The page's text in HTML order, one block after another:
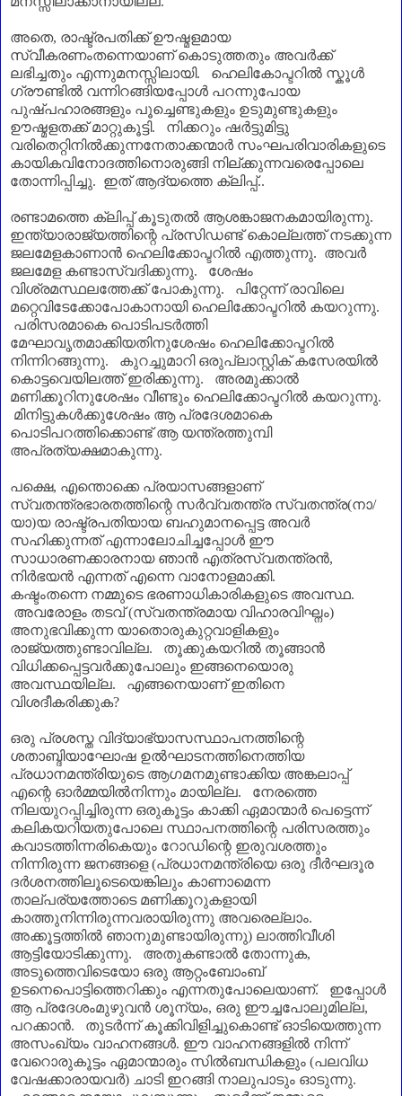
അതെ, രാഷ്ട്രപതിക്ക് ഊഷ്മളമായ
സ്വീകരണംതന്നെയാണ്‌ കൊടുത്തതും അവർക്ക്
ലഭിച്ചതും എന്നുമനസ്സിലായി.
ഹെലികോപ്ടറിൽ സ്കൂൾ
ഗ്രൗണ്ടിൽ വന്നിറങ്ങിയപ്പോൾ പറന്നുപോയ
പുഷ്പഹാരങ്ങളും പൂച്ചെണ്ടുകളും ഉടുമുണ്ടുകളും
ഊഷ്മളതക്ക് മാറ്റുകൂട്ടി.
നിക്കറും ഷർട്ടുമിട്ടു
വരിതെറ്റിനിൽക്കുന്നനേതാക്കന്മാർ സംഘപരിവാരികളുടെ
കായികവിനോദത്തിനൊരുങ്ങി നില്ക്കുന്നവരെപ്പോലെ
തോന്നിപ്പിച്ചു. ഇത് ആദ്യത്തെ ക്ലിപ്പ്..
രണ്ടാമത്തെ ക്ലിപ്പ് കൂടുതൽ ആശങ്കാജനകമായിരുന്നു.
ഇന്ത്യാരാജ്യത്തിന്റെ പ്രസിഡണ്ട് കൊല്ലത്ത് നടക്കുന്ന
ജലമേളകാണാൻ ഹെലിക്കോപ്ടറിൽ എത്തുന്നു. അവർ
ജലമേള കണ്ടാസ്വദിക്കുന്നു. ശേഷം
വിശ്രമസ്ഥലത്തേക്ക് പോകുന്നു. പിറ്റേന്ന് രാവിലെ
മറ്റെവിടേക്കോപോകാനായി ഹെലിക്കോപ്ടറിൽ കയറുന്നു.
പരിസരമാകെ പൊടിപടർത്തി
മേഘാവൃതമാക്കിയതിനുശേഷം ഹെലിക്കോപ്ടറിൽ
നിന്നിറങ്ങുന്നു. കുറച്ചുമാറി ഒരുപ്ലാസ്റ്റിക് കസേരയിൽ
കൊട്ടവെയിലത്ത് ഇരിക്കുന്നു. അരമുക്കാൽ
മണിക്കൂറിനുശേഷം വീണ്ടും ഹെലിക്കോപ്ടറിൽ കയറുന്നു.
മിനിട്ടുകൾക്കുശേഷം ആ പ്രദേശമാകെ
പൊടിപറത്തിക്കൊണ്ട് ആ യന്ത്രത്തുമ്പി
അപ്രത്യക്ഷമാകുന്നു.
പക്ഷെ, എന്തൊക്കെ പ്രയാസങ്ങളാണ്‌
സ്വതന്ത്രഭാരതത്തിന്റെ സർവ്വതന്ത്ര സ്വതന്ത്ര(നാ/
യാ)യ രാഷ്ട്രപതിയായ ബഹുമാനപ്പെട്ട അവർ
സഹിക്കുന്നത് എന്നാലോചിച്ചപ്പോൾ ഈ
സാധാരണക്കാരനായ ഞാൻ എത്രസ്വതന്ത്രൻ,
നിർഭയൻ എന്നത് എന്നെ വാനോളമാക്കി.
കഷ്ടംതന്നെ നമ്മുടെ ഭരണാധികാരികളുടെ അവസ്ഥ.
അവരോളം തടവ് (സ്വതന്ത്രമായ വിഹാരവിഘ്നം)
അനുഭവിക്കുന്ന യാതൊരുകുറ്റവാളികളും
രാജ്യത്തുണ്ടാവില്ല. തൂക്കുകയറിൽ തൂങ്ങാൻ
വിധിക്കപ്പെട്ടവർക്കുപോലും ഇങ്ങനെയൊരു
അവസ്ഥയില്ല. എങ്ങനെയാണ്‌ ഇതിനെ
വിശദീകരിക്കുക?
ഒരു പ്രശസ്ത വിദ്യാഭ്യാസസ്ഥാപനത്തിന്റെ
ശതാബ്ദിയാഘോഷ ഉൽഘാടനത്തിനെത്തിയ
പ്രധാനമന്ത്രിയുടെ ആഗമനമുണ്ടാക്കിയ അങ്കലാപ്പ്
എന്റെ ഓർമ്മയിൽനിന്നും മായില്ല.
നേരത്തെ
നിലയുറപ്പിച്ചിരുന്ന ഒരുകൂട്ടം കാക്കി ഏമാന്മാർ പെട്ടെന്ന്
കലികയറിയതുപോലെ സ്ഥാപനത്തിന്റെ പരിസരത്തും
കവാടത്തിന്നരികെയും റോഡിന്റെ ഇരുവശത്തും
നിന്നിരുന്ന ജനങ്ങളെ(പ്രധാനമന്ത്രിയെ ഒരു ദീർഘദൂര
ദർശനത്തിലൂടെയെങ്കിലും കാണാമെന്ന
താല്പര്യത്തോടെ മണിക്കൂറുകളായി
കാത്തുനിന്നിരുന്നവരായിരുന്നു അവരെല്ലാം.
അക്കൂട്ടത്തിൽ ഞാനുമുണ്ടായിരുന്നു) ലാത്തിവീശി
ആട്ടിയോടിക്കുന്നു. അതുകണ്ടാൽ തോന്നുക,
അടുത്തെവിടെയോ ഒരു ആറ്റംബോംബ്
ഉടനെപൊട്ടിത്തെറിക്കും എന്നതുപോലെയാണ്‌. ഇപ്പോൾ
ആ പ്രദേശംമുഴുവൻ ശൂന്യം, ഒരു ഈച്ചപോലുമില്ല,
പറക്കാൻ. തുടർന്ന് കൂക്കിവിളിച്ചുകൊണ്ട് ഓടിയെത്തുന്ന
അസംഖ്യം വാഹനങ്ങൾ. ഈ വാഹനങ്ങളിൽ നിന്ന്
വേറൊരുകൂട്ടം ഏമാന്മാരും സിൽബന്ധികളും (പലവിധ
വേഷക്കാരായവർ) ചാടി ഇറങ്ങി നാലുപാടും ഓടുന്നു.